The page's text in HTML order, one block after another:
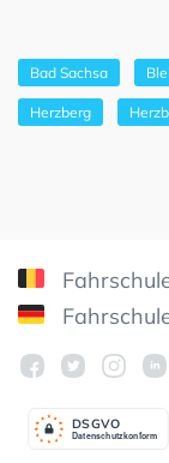
Bad Sachsa
Herzberg
Datenschutzkonform
DSGVO